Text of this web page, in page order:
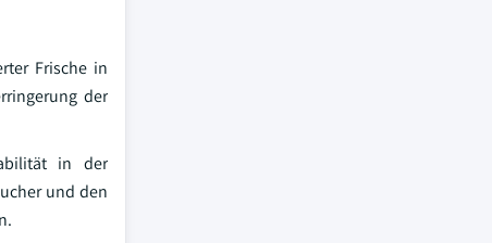
Frische in
der
in der
und den